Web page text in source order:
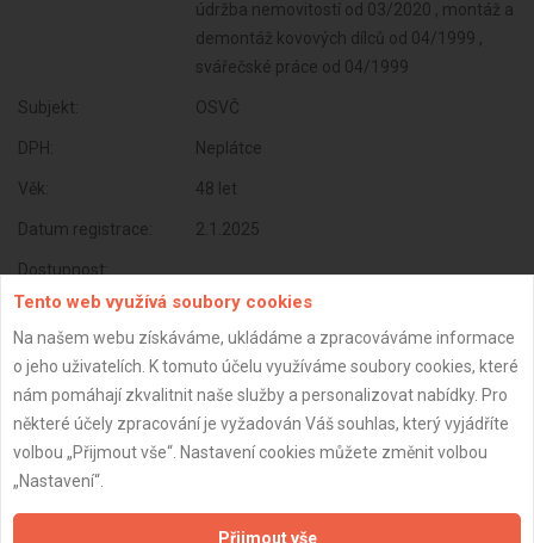
údržba nemovitostí od 03/2020 , montáž a
demontáž kovových dílců od 04/1999 ,
svářečské práce od 04/1999
Subjekt: OSVČ
DPH: Neplátce
Věk: 48 let
Datum registrace: 2.1.2025
Dostupnost:
Tento web využívá soubory cookies
Na našem webu získáváme, ukládáme a zpracováváme informace
o jeho uživatelích. K tomuto účelu využíváme soubory cookies, které
nám pomáhají zkvalitnit naše služby a personalizovat nabídky. Pro
některé účely zpracování je vyžadován Váš souhlas, který vyjádříte
volbou „Přijmout vše“. Nastavení cookies můžete změnit volbou
„Nastavení“.
Přijmout vše